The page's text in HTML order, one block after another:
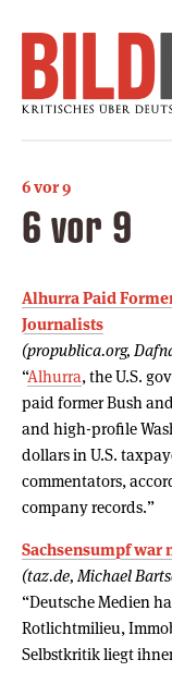
6 vor 9
6 vor 9
Alhurra Paid
Journalists
(propublica.org,
“Alhurra, the U.S.
paid former Bush
and high-profile
dollars in U.S.
commentators,
company records.”
Sachsensumpf war
(taz.de, Michael
“Deutsche Medien
Rotlichtmilieu,
Selbstkritik liegt